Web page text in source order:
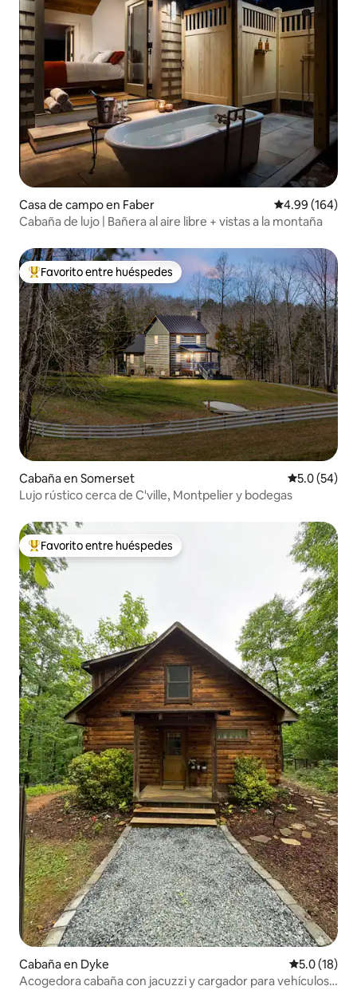
Casa de campo en Faber Calificación
4.99 (164)
Cabaña de lujo | Bañera al aire libre + vistas a la montaña
Favorito entre huéspedes preferido
Favorito entre huéspedes
Cabaña en Somerset Calificación
5.0 (54)
Lujo rústico cerca de C'ville, Montpelier y bodegas
Favorito entre huéspedes preferido
Favorito entre huéspedes
Cabaña en Dyke Calificación
5.0 (18)
Acogedora cabaña con jacuzzi y cargador para vehículos